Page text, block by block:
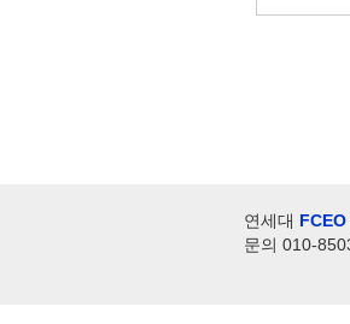
연세대 FCEO
문의 010-